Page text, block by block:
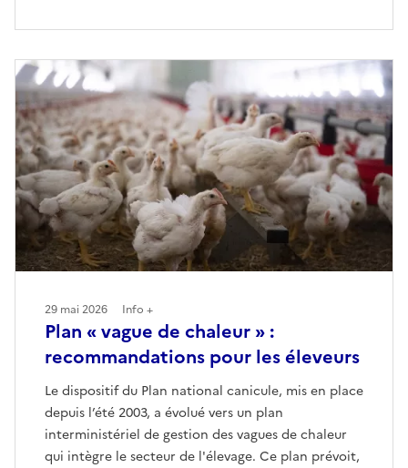
Plan « vague de chaleur » :
recommandations pour les éleveurs
Le dispositif du Plan national canicule, mis en place
depuis l’été 2003, a évolué vers un plan
interministériel de gestion des vagues de chaleur
qui intègre le secteur de l'élevage. Ce plan prévoit,
29 mai 2026 Info +